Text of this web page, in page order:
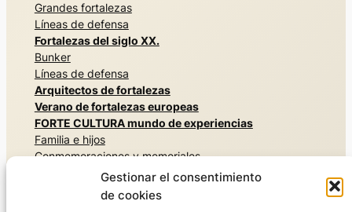
Gestionar el consentimiento
de cookies
Grandes fortalezas
Líneas de defensa
Fortalezas del siglo XX.
Bunker
Líneas de defensa
Arquitectos de fortalezas
Verano de fortalezas europeas
FORTE CULTURA mundo de experiencias
Familia e hijos
Conmemoraciones y memoriales
Arquitecturas secretas
Vivir la historia militar